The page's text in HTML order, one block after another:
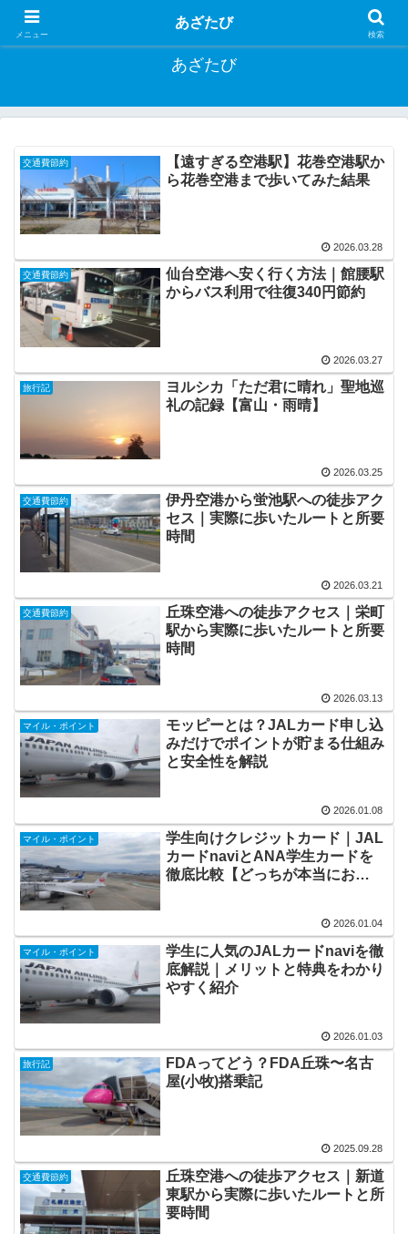
お得に旅する方法や一人旅行記など
あざたび
交通費節約
【遠すぎる空港駅】花巻空港駅か
ら花巻空港まで歩いてみた結果
2026.03.28
交通費節約
仙台空港へ安く行く方法｜館腰駅
からバス利用で往復340円節約
2026.03.27
旅行記
ヨルシカ「ただ君に晴れ」聖地巡
礼の記録【富山・雨晴】
2026.03.25
交通費節約
伊丹空港から蛍池駅への徒歩アク
セス｜実際に歩いたルートと所要
時間
2026.03.21
交通費節約
丘珠空港への徒歩アクセス｜栄町
駅から実際に歩いたルートと所要
時間
2026.03.13
マイル・ポイント
モッピーとは？JALカード申し込
みだけでポイントが貯まる仕組み
と安全性を解説
2026.01.08
マイル・ポイント
学生向けクレジットカード｜JAL
カードnaviとANA学生カードを
徹底比較【どっちが本当にお
2026.01.04
マイル・ポイント
学生に人気のJALカードnaviを徹
底解説｜メリットと特典をわかり
やすく紹介
2026.01.03
旅行記
FDAってどう？FDA丘珠〜名古
屋(小牧)搭乗記
2025.09.28
交通費節約
丘珠空港への徒歩アクセス｜新道
東駅から実際に歩いたルートと所
要時間
メニュー
あざたび
検索